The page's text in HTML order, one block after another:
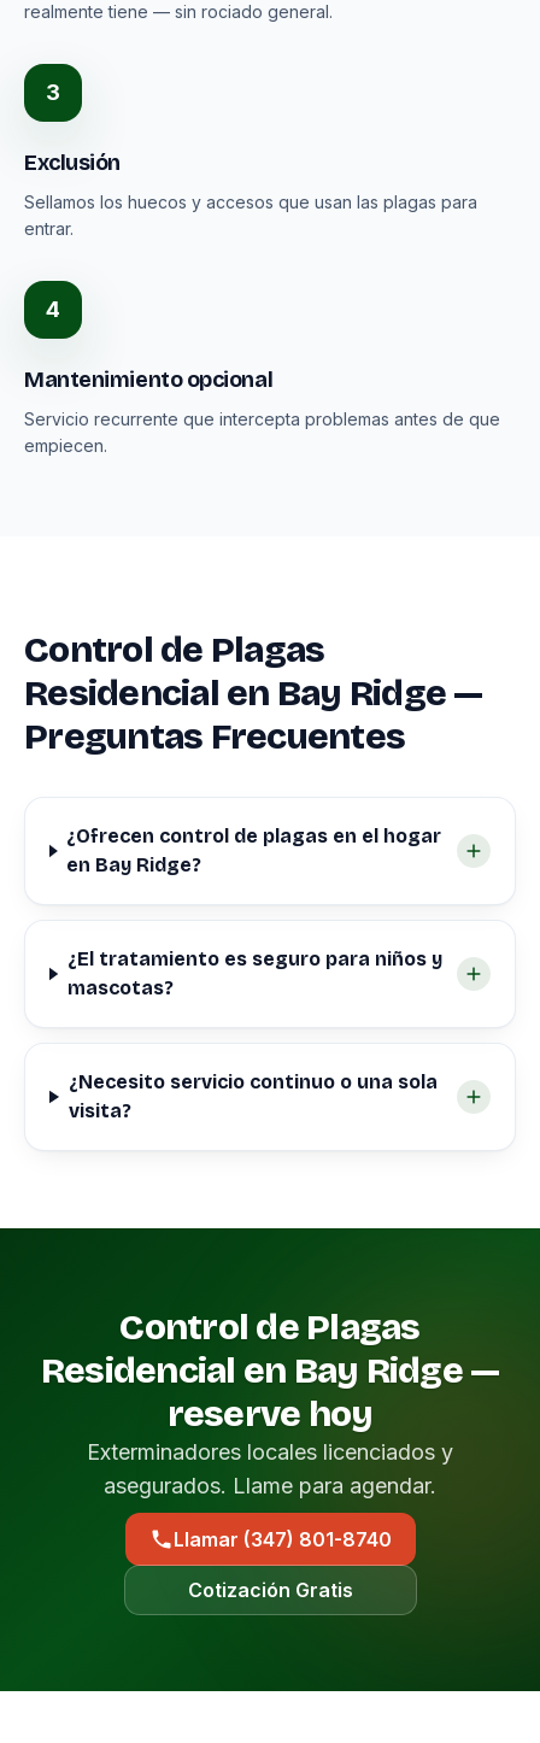
realmente tiene — sin rociado general.
3
Exclusión
Sellamos los huecos y accesos que usan las plagas para
entrar.
4
Mantenimiento opcional
Servicio recurrente que intercepta problemas antes de que
empiecen.
Control de Plagas
Residencial en Bay Ridge —
Preguntas Frecuentes
¿Ofrecen control de plagas en el hogar
en Bay Ridge?
¿El tratamiento es seguro para niños y
mascotas?
¿Necesito servicio continuo o una sola
visita?
Control de Plagas
Residencial en Bay Ridge —
reserve hoy
Exterminadores locales licenciados y
asegurados. Llame para agendar.
Llamar (347) 801-8740
Cotización Gratis